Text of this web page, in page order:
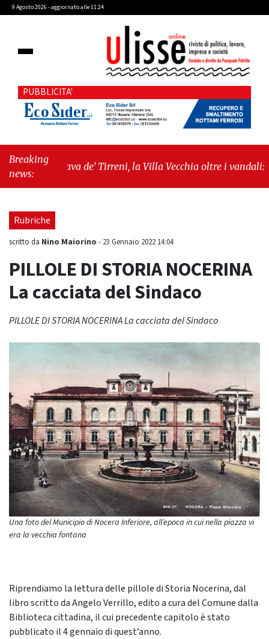
9 Agosto 2026 - aggiornato alle 11:24
PUBBLICITA'
Breaking
news:
"Cava de’ Tirreni, la Villa Vecchia oltre i vandali: il vero
nodo è il senso di comunità"
chiarezza!”"
Rubriche
scritto da Nino Maiorino - 23 Gennaio 2022 14:04
PILLOLE DI STORIA NOCERINA
La cacciata del Sindaco
PILLOLE DI STORIA NOCERINA La cacciata del Sindaco
Una foto del Municipio di Nocera Inferiore, all’epoca in cui nella piazza vi
era la vecchia fontana
Riprendiamo la lettura delle pillole di Storia Nocerina, dal
libro scritto da Angelo Verrillo, edito a cura del Comune dalla
Biblioteca cittadina, il cui precedente capitolo è stato
pubblicato il 4 gennaio di quest’anno.